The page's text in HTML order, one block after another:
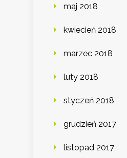
maj 2018
kwiecień 2018
marzec 2018
luty 2018
styczeń 2018
grudzień 2017
listopad 2017